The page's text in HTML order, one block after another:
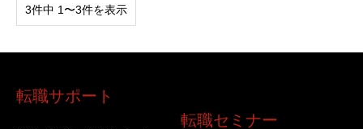
3件中 1〜3件を表示
転職サポート
転職セミナー